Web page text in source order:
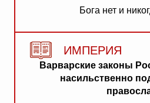
Бога нет и
ИМПЕРИЯ
Варварские законы
насильственно